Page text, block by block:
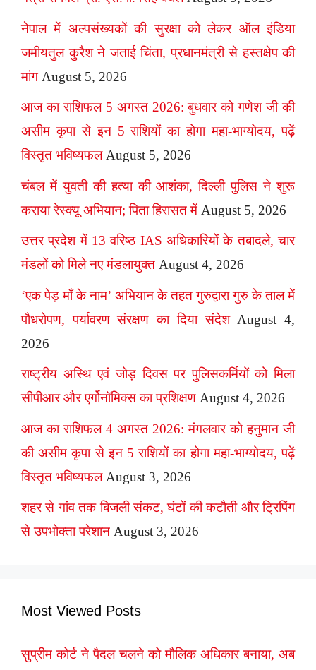
नेपाल में अल्पसंख्यकों की सुरक्षा को लेकर ऑल इंडिया
जमीयतुल कुरैश ने जताई चिंता, प्रधानमंत्री से हस्तक्षेप की
मांग August 5, 2026
आज का राशिफल 5 अगस्त 2026: बुधवार को गणेश जी की
असीम कृपा से इन 5 राशियों का होगा महा-भाग्योदय, पढ़ें
विस्तृत भविष्यफल August 5, 2026
चंबल में युवती की हत्या की आशंका, दिल्ली पुलिस ने शुरू
कराया रेस्क्यू अभियान; पिता हिरासत में August 5, 2026
उत्तर प्रदेश में 13 वरिष्ठ IAS अधिकारियों के तबादले, चार
मंडलों को मिले नए मंडलायुक्त August 4, 2026
‘एक पेड़ माँ के नाम’ अभियान के तहत गुरुद्वारा गुरु के ताल में
पौधरोपण, पर्यावरण संरक्षण का दिया संदेश August 4,
2026
राष्ट्रीय अस्थि एवं जोड़ दिवस पर पुलिसकर्मियों को मिला
सीपीआर और एर्गोनॉमिक्स का प्रशिक्षण August 4, 2026
आज का राशिफल 4 अगस्त 2026: मंगलवार को हनुमान जी
की असीम कृपा से इन 5 राशियों का होगा महा-भाग्योदय, पढ़ें
विस्तृत भविष्यफल August 3, 2026
शहर से गांव तक बिजली संकट, घंटों की कटौती और ट्रिपिंग
से उपभोक्ता परेशान August 3, 2026
Most Viewed Posts
सुप्रीम कोर्ट ने पैदल चलने को मौलिक अधिकार बनाया, अब